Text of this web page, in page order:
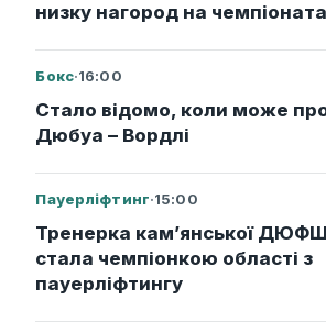
низку нагород на
Бокс·16:00
Стало відомо, коли може
Дюбуа – Вордлі
Пауерліфтинг·15:00
Тренерка кам’янської ДЮФШ
стала чемпіонкою області з
пауерліфтингу